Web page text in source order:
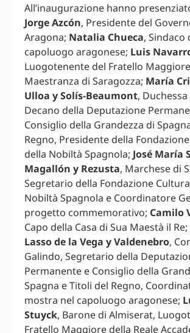
All’inaugurazione hanno
Jorge Azcón, Presidente del
Aragona; Natalia Chueca, Sindaco
capoluogo aragonese; Luis
Luogotenente del Fratello
Maestranza di Saragozza; María
Ulloa y Solís-Beaumont,
Decano della Deputazione
Consiglio della Grandezza di
Regno, Presidente della
della Nobiltà Spagnola; José María
Magallón y Rezusta, Marchese di
Segretario della Fondazione
Nobiltà Spagnola e Coordinatore
progetto commemorativo; Camilo
Capo della Casa di Sua Maestà il Re;
Lasso de la Vega y Valdenebro,
Galindo, Segretario della
Permanente e Consiglio della
Spagna e Titoli del Regno,
mostra nel capoluogo aragonese;
Stuyck, Barone di Almiserat,
Fratello Maggiore della Reale